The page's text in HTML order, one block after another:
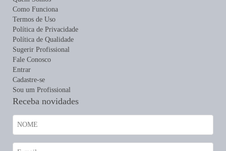
Como Funciona
Termos de Uso
Política de Privacidade
Política de Qualidade
Sugerir Profissional
Fale Conosco
Entrar
Cadastre-se
Sou um Profissional
Receba novidades